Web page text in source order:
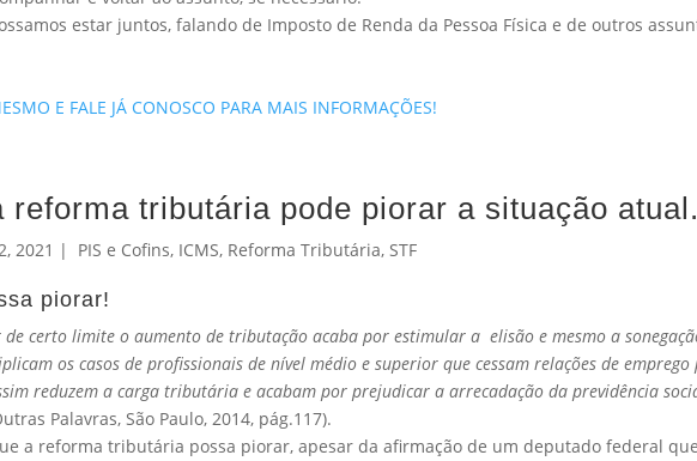
estar juntos, falando de Imposto de Renda da Pessoa Física e de outros
E FALE JÁ CONOSCO PARA MAIS INFORMAÇÕES!
reforma tributária pode piorar a situação atual.
2021 | PIS e Cofins, ICMS, Reforma Tributária,STF
piorar!
de certo limite o aumento de tributação acaba por estimular a elisão e mesmo a
os casos de profissionais de nível médio e superior que cessam relações de emprego
reduzem a carga tributária e acabam por prejudicar a arrecadação da previdência
Palavras, São Paulo, 2014, pág.117).
a reforma tributária possa piorar, apesar da afirmação de um deputado federal que